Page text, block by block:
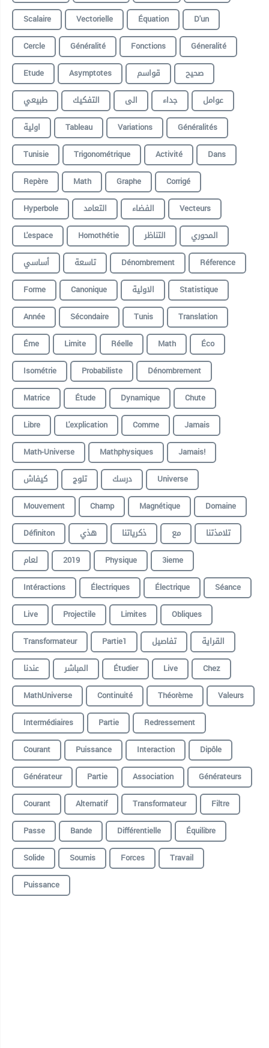
Scalaire
Vectorielle Équation
D'un
Cercle
Généralité Fonctions
Géneralité
Etude
Asymptotes قواسم
صحيح
طبيعي
التفكيك الى جداء
عوامل
اولية
Tableau Variations
Généralités
Tunisie
Trigonométrique Activité
Dans
Repère
Math Graphe
Corrigé
Hyperbole
التعامد الفضاء
Vecteurs
L'espace
Homothétie التناظر
المحوري
أساسي
تاسعة Dénombrement
Réference
Forme
Canonique الاولية
Statistique
Année
Sécondaire Tunis
Translation
Éme
Limite Réelle Math
Éco
Isométrie
Probabiliste
Dénombrement
Matrice
Étude Dynamique
Chute
Libre
L'explication Comme
Jamais
Math-Universe
Mathphysiques
Jamais!
كيفاش
تلوج درسك
Universe
Mouvement
Champ Magnétique
Domaine
Définiton
هذي ذكرياتنا مع
تلامذتنا
لعام
2019 Physique
3ieme
Intéractions
Électriques Électrique
Séance
Live
Projectile Limites
Obliques
Transformateur
Partie1 تفاصيل
القراية
عندنا
المباشر Étudier Live
Chez
MathUniverse
Continuité Théorème
Valeurs
Intermédiaires
Partie
Redressement
Courant
Puissance Interaction
Dipôle
Générateur
Partie Association
Générateurs
Courant
Alternatif Transformateur
Filtre
Passe
Bande Différentielle
Équilibre
Solide
Soumis Forces
Travail
Puissance